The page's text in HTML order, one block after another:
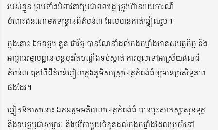
របស់ខ្លួន ព្រមទាំងអំពាវនាវប្រជាពលរដ្ឋ ត្រូវហ៊ានរាយការណ៍
ចំពោះជនណាមកទន្ទ្រានដីតំបន់៣ ដែលបានកាត់ឆ្វៀលរួច។
ក្នុងនោះ ឯកឧត្តម នួន ផារ័ត្ន បានណែនាំដល់កងកម្លាំងមានសមត្ថកិច្ច និង
អាជ្ញាធរមូលដ្ឋាន បន្តចុះរឹតបណ្តឹងទប់ស្កាត់ ការចូលទៅអាស្រ័យផលដី
តំបន់៣ ក្រៅពីដីតំបន់ឆ្វៀលក្នុងភូមិសាស្ត្រខេត្តកំពង់ធំឲ្យមានប្រសិទ្ធភាព
ផងដែរ។
ឆ្លៀតឱកាសនោះ​ ឯកឧត្តមអភិបាលខេត្តកំពង់ធំ បានចុះសាកសួរសុខទុក្ខ
និងឧបត្ថម្ភជាសម្ភារៈ និងថវិកាមួយចំនួនដល់កងកម្លាំងដែលប្រចាំនៅ